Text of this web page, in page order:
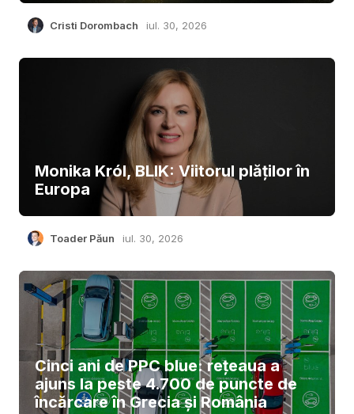
Cristi Dorombach iul. 30, 2026
Monika Król, BLIK: Viitorul plăților în
Europa
Toader Păun iul. 30, 2026
Cinci ani de PPC blue: rețeaua a
ajuns la peste 4.700 de puncte de
încărcare în Grecia și România